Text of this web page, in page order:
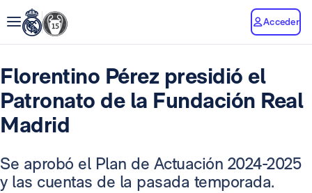
Acceder
Florentino Pérez presidió el
Patronato de la Fundación Real
Madrid
Se aprobó el Plan de Actuación 2024-2025
y las cuentas de la pasada temporada.